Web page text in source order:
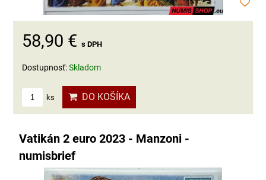
58,90 € s DPH
Dostupnosť:Skladom
ks DO KOŠÍKA
Vatikán 2 euro 2023 - Manzoni -
numisbrief